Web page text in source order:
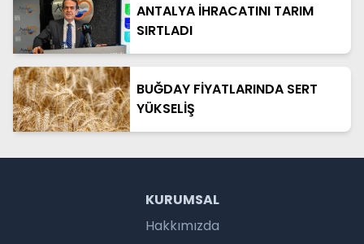
ANTALYA İHRACATINI TARIM
SIRTLADI
BUĞDAY FİYATLARINDA SERT
YÜKSELİŞ
KURUMSAL
Hakkımızda